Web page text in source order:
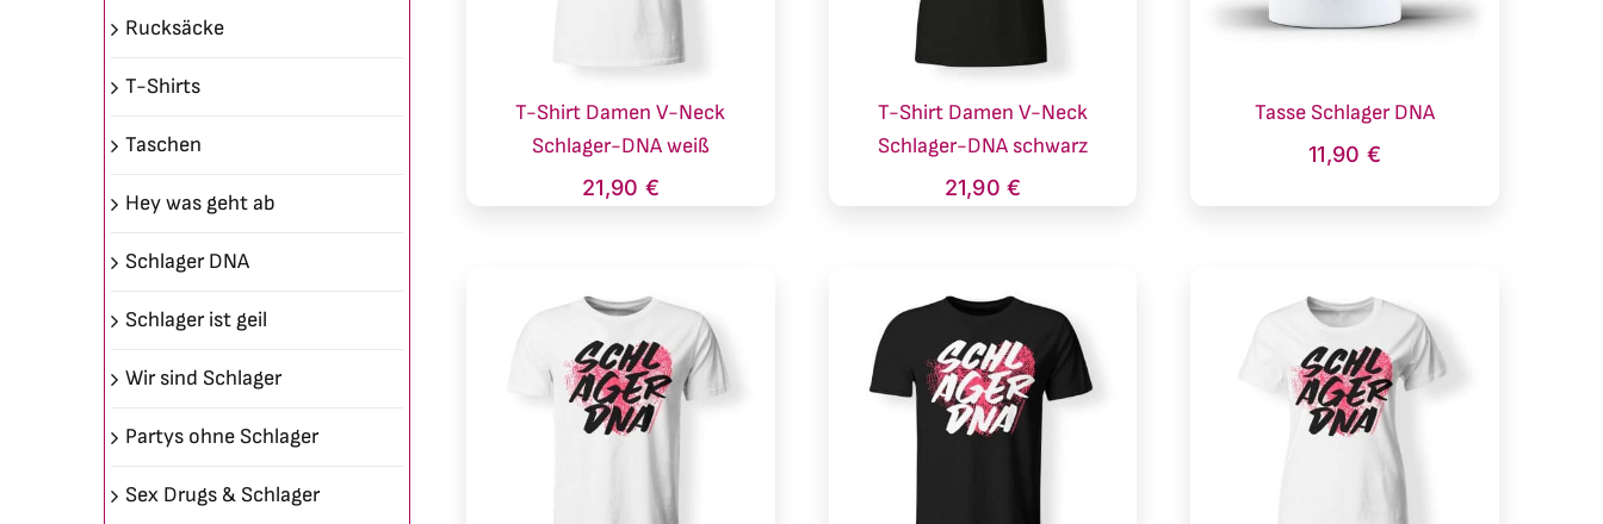
Rucksäcke
T-Shirts
Taschen
Hey was geht ab
Schlager DNA
Schlager ist geil
Wir sind Schlager
Partys ohne Schlager
Sex Drugs & Schlager
T-Shirt Damen V-Neck
Schlager-DNA weiß
21,90 €
T-Shirt Damen V-Neck
Schlager-DNA schwarz
21,90€
Tasse Schlager DNA
11,90 €